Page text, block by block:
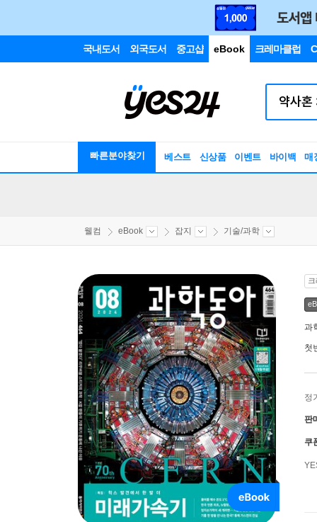
국내도서 외국도서 중고샵 eBook 크레마클럽
빠른분야찾기 베스트 신상품 이벤트 바이백 매
웰컴 eBook 잡지 기술/과학
과
첫
정
판
쿠